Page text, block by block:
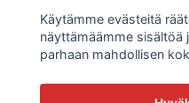
Social Media
Käytämme evästeitä
näyttämäämme sisältöä
parhaan mahdollisen